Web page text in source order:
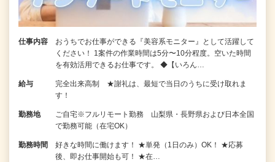
仕事内容
おうちでお仕事ができる『美容系モニター』として活躍して
ください！ 1案件の作業時間は5分〜10分程度。空いた時間
を有効活用できるお仕事です。 ◆【いろん…
給与
完全出来高制 ★謝礼は、最短で当日のうちに受け取れま
す！
勤務地
ご自宅※フルリモート勤務 山梨県・長野県および日本全国
で勤務可能（在宅OK）
勤務時間
好きな時間に働けます！ ★単発（1日のみ）OK！ ★応募
後、即お仕事開始も可！ ★在…